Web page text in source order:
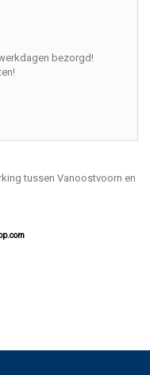
bezorgd!
tussen Vanoostvoorn en